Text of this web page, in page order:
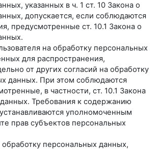
указанных в ч. 1 ст. 10 Закона о
допускается, если соблюдаются
предусмотренные ст. 10.1 Закона о
на обработку персональных
для распространения,
от других согласий на обработку
данных. При этом соблюдаются
в частности, ст. 10.1 Закона
Требования к содержанию
уполномоченным
прав субъектов персональных
обработку персональных данных,